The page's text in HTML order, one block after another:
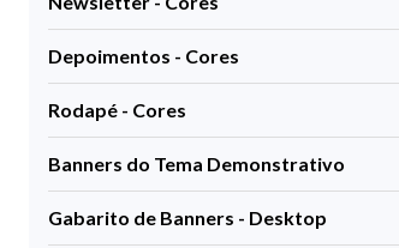
Depoimentos - Cores
Rodapé - Cores
Banners do Tema Demonstrativo
Gabarito de Banners - Desktop